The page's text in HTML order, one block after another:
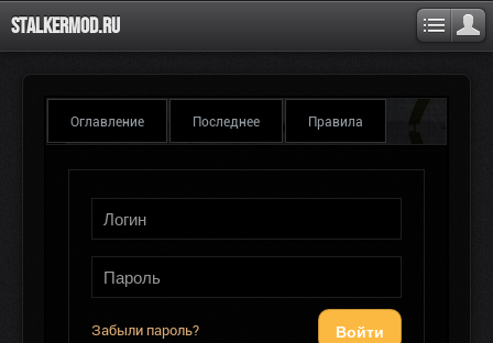
Stalkermod.ru
Оглавление Последнее Правила
Войти
Забыли пароль?